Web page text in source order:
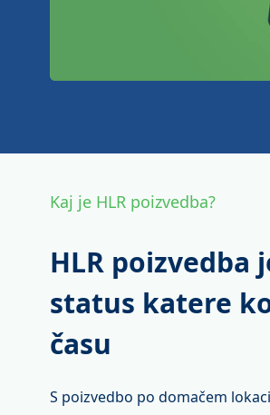
Kaj je HLR poizvedba?
HLR
status katere
času
S poizvedbo po domačem